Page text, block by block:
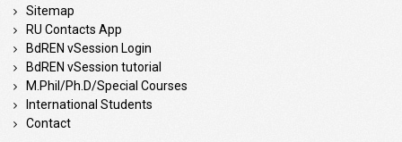
Sitemap
RU Contacts App
BdREN vSession Login
BdREN vSession tutorial
M.Phil/Ph.D/Special Courses
International Students
Contact